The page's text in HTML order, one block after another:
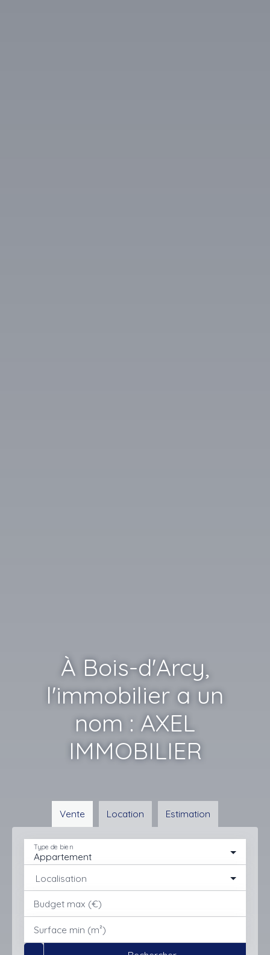
À Bois-d'Arcy,
l'immobilier a un
nom : AXEL
IMMOBILIER
Vente Location Estimation
Appartement
Type de bien
Localisation
Budget max (€)
Surface min (m²)